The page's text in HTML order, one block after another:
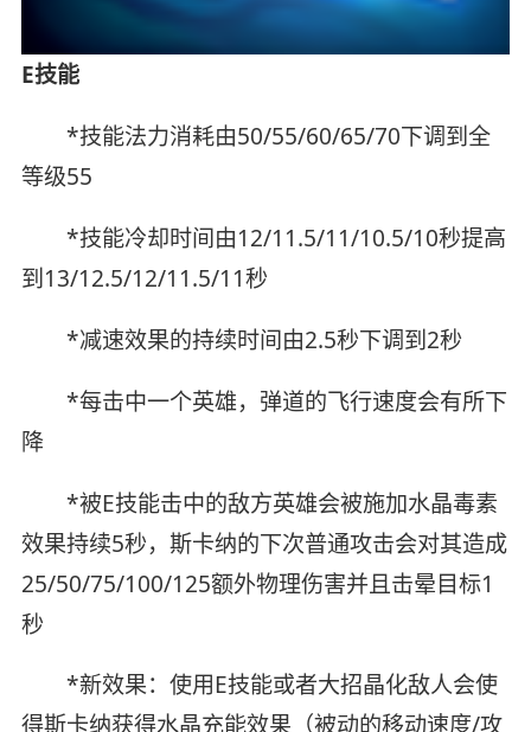
E技能
*技能法力消耗由50/55/60/65/70下调到全
等级55
*技能冷却时间由12/11.5/11/10.5/10秒提高
到13/12.5/12/11.5/11秒
*减速效果的持续时间由2.5秒下调到2秒
*每击中一个英雄，弹道的飞行速度会有所下
降
*被E技能击中的敌方英雄会被施加水晶毒素
效果持续5秒，斯卡纳的下次普通攻击会对其造成
25/50/75/100/125额外物理伤害并且击晕目标1
秒
*新效果：使用E技能或者大招晶化敌人会使
得斯卡纳获得水晶充能效果（被动的移动速度/攻